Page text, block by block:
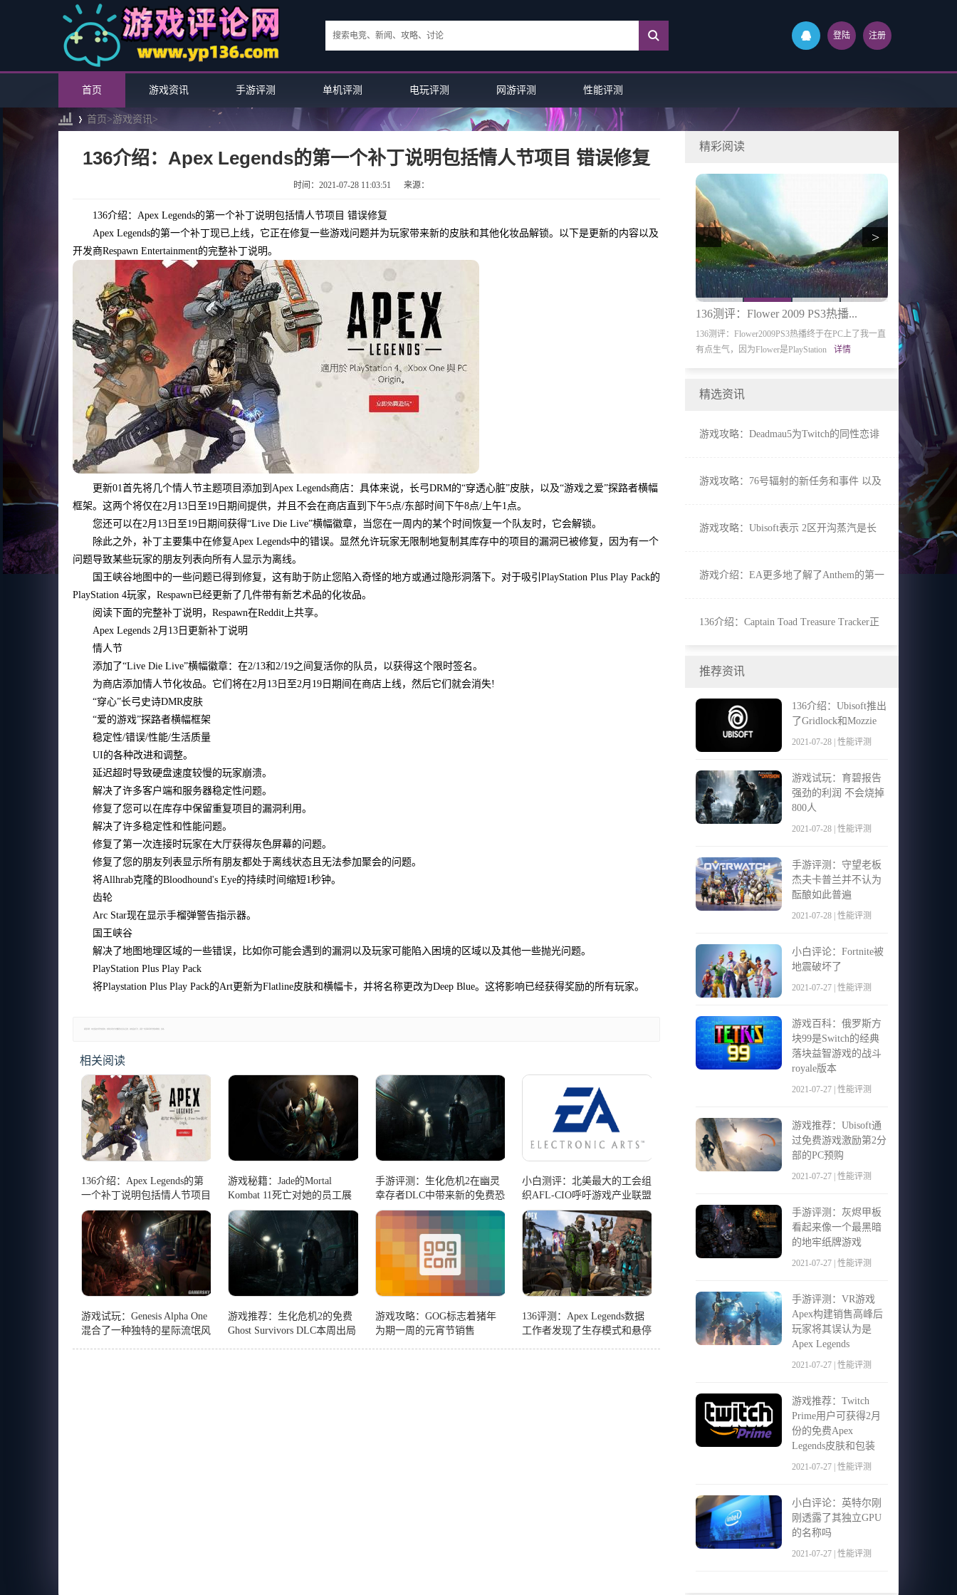
登陆 注册
首页 游戏资讯 手游评测 单机评测 电玩评测 网游评测 性能评测
首页>游戏资讯>
136介绍：Apex Legends的第一个补丁说明包括情人节项目 错误修复
时间：2021-07-28 11:03:51 来源：
136介绍：Apex Legends的第一个补丁说明包括情人节项目 错误修复
Apex Legends的第一个补丁现已上线，它正在修复一些游戏问题并为玩家带来新的皮肤和其他化妆品解锁。以下是更新的内容以及
开发商Respawn Entertainment的完整补丁说明。
更新01首先将几个情人节主题项目添加到Apex Legends商店：具体来说，长弓DRM的“穿透心脏”皮肤，以及“游戏之爱”探路者横幅
框架。这两个将仅在2月13日至19日期间提供，并且不会在商店直到下午5点/东部时间下午8点/上午1点。
您还可以在2月13日至19日期间获得“Live Die Live”横幅徽章，当您在一周内的某个时间恢复一个队友时，它会解锁。
除此之外，补丁主要集中在修复Apex Legends中的错误。显然允许玩家无限制地复制其库存中的项目的漏洞已被修复，因为有一个
问题导致某些玩家的朋友列表向所有人显示为离线。
国王峡谷地图中的一些问题已得到修复，这有助于防止您陷入奇怪的地方或通过隐形洞落下。对于吸引PlayStation Plus Play Pack的
PlayStation 4玩家，Respawn已经更新了几件带有新艺术品的化妆品。
阅读下面的完整补丁说明，Respawn在Reddit上共享。
Apex Legends 2月13日更新补丁说明
情人节
添加了“Live Die Live”横幅徽章：在2/13和2/19之间复活你的队员，以获得这个限时签名。
为商店添加情人节化妆品。它们将在2月13日至2月19日期间在商店上线，然后它们就会消失!
“穿心”长弓史诗DMR皮肤
“爱的游戏”探路者横幅框架
稳定性/错误/性能/生活质量
UI的各种改进和调整。
延迟超时导致硬盘速度较慢的玩家崩溃。
解决了许多客户端和服务器稳定性问题。
修复了您可以在库存中保留重复项目的漏洞利用。
解决了许多稳定性和性能问题。
修复了第一次连接时玩家在大厅获得灰色屏幕的问题。
修复了您的朋友列表显示所有朋友都处于离线状态且无法参加聚会的问题。
将Allhrab克隆的Bloodhound's Eye的持续时间缩短1秒钟。
齿轮
Arc Star现在显示手榴弹警告指示器。
国王峡谷
解决了地图地理区域的一些错误，比如你可能会遇到的漏洞以及玩家可能陷入困境的区域以及其他一些抛光问题。
PlayStation Plus Play Pack
将Playstation Plus Play Pack的Art更新为Flatline皮肤和横幅卡，并将名称更改为Deep Blue。这将影响已经获得奖励的所有玩家。
相关阅读
136介绍：Apex Legends的第
一个补丁说明包括情人节项目
错误修复
游戏秘籍：Jade的Mortal
Kombat 11死亡对她的员工展
示了一个有趣的用途
手游评测：生化危机2在幽灵
幸存者DLC中带来新的免费恐
慌
小白测评：北美最大的工会组
织AFL-CIO呼吁游戏产业联盟
游戏试玩：Genesis Alpha One
混合了一种独特的星际流氓风
游戏推荐：生化危机2的免费
Ghost Survivors DLC本周出局
游戏攻略：GOG标志着猪年
为期一周的元宵节销售
136评测：Apex Legends数据
工作者发现了生存模式和悬停
精彩阅读
136测评：Flower 2009 PS3热播...
136测评：Flower2009PS3热播终于在PC上了我一直
有点生气，因为Flower是PlayStation
详情
136介绍：
136介绍：
PlanetSideArena
>
精选资讯
游戏攻略：Deadmau5为Twitch的同性恋诽
游戏攻略：76号辐射的新任务和事件 以及
游戏攻略：Ubisoft表示 2区开沟蒸汽是长
游戏介绍：EA更多地了解了Anthem的第一
136介绍：Captain Toad Treasure Tracker正
推荐资讯
136介绍：Ubisoft推出
了Gridlock和Mozzie
2021-07-28 | 性能评测
游戏试玩：育碧报告
强劲的利润 不会烧掉
800人
2021-07-28 | 性能评测
手游评测：守望老板
杰夫卡普兰并不认为
酝酿如此普遍
2021-07-28 | 性能评测
小白评论：Fortnite被
地震破坏了
2021-07-27 | 性能评测
游戏百科：俄罗斯方
块99是Switch的经典
落块益智游戏的战斗
royale版本
2021-07-27 | 性能评测
游戏推荐：Ubisoft通
过免费游戏激励第2分
部的PC预购
2021-07-27 | 性能评测
手游评测：灰烬甲板
看起来像一个最黑暗
的地牢纸牌游戏
2021-07-27 | 性能评测
手游评测：VR游戏
Apex构建销售高峰后
玩家将其误认为是
Apex Legends
2021-07-27 | 性能评测
游戏推荐：Twitch
Prime用户可获得2月
份的免费Apex
Legends皮肤和包装
2021-07-27 | 性能评测
小白评论：英特尔刚
刚透露了其独立GPU
的名称吗
2021-07-27 | 性能评测